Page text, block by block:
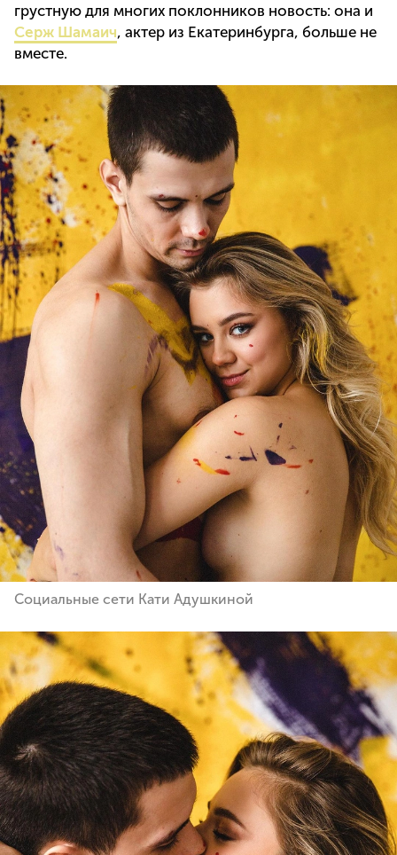
грустную для многих поклонников новость: она и
Серж Шамаич, актер из Екатеринбурга, больше не
вместе.
Социальные сети Кати Адушкиной